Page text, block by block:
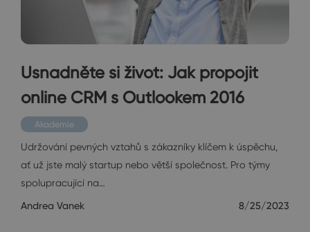
Usnadněte si život: Jak propojit
online CRM s Outlookem 2016
Akademie
Udržování pevných vztahů s zákazníky klíčem k úspěchu,
ať už jste malý startup nebo větší společnost. Pro týmy
spolupracující na…
Andrea Vanek 8/25/2023